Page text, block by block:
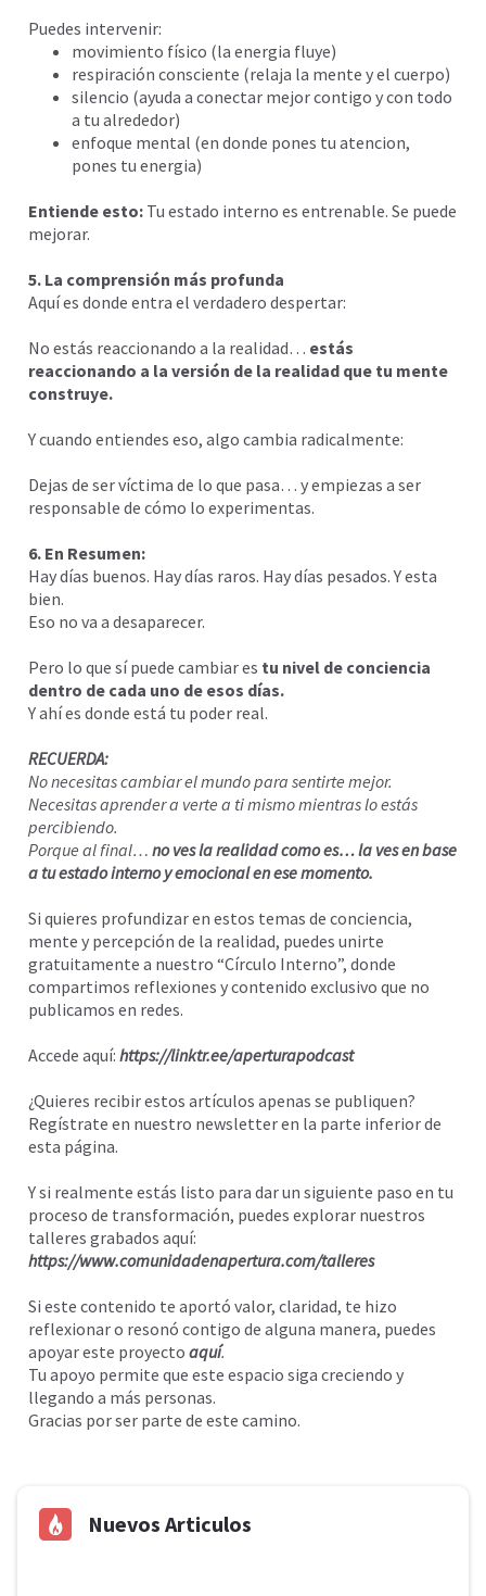
Puedes intervenir:
movimiento físico (la energia fluye)
respiración consciente (relaja la mente y el cuerpo)
silencio (ayuda a conectar mejor contigo y con todo
a tu alrededor)
enfoque mental (en donde pones tu atencion,
pones tu energia)
Entiende esto: Tu estado interno es entrenable. Se puede
mejorar.
5. La comprensión más profunda
Aquí es donde entra el verdadero despertar:
No estás reaccionando a la realidad… estás
reaccionando a la versión de la realidad que tu mente
construye.
Y cuando entiendes eso, algo cambia radicalmente:
Dejas de ser víctima de lo que pasa… y empiezas a ser
responsable de cómo lo experimentas.
6. En Resumen:
Hay días buenos. Hay días raros. Hay días pesados. Y esta
bien.
Eso no va a desaparecer.
Pero lo que sí puede cambiar es tu nivel de conciencia
dentro de cada uno de esos días.
Y ahí es donde está tu poder real.
RECUERDA:
No necesitas cambiar el mundo para sentirte mejor.
Necesitas aprender a verte a ti mismo mientras lo estás
percibiendo.
Porque al final… no ves la realidad como es… la ves en base
a tu estado interno y emocional en ese momento.
Si quieres profundizar en estos temas de conciencia,
mente y percepción de la realidad, puedes unirte
gratuitamente a nuestro “Círculo Interno”, donde
compartimos reflexiones y contenido exclusivo que no
publicamos en redes.
Accede aquí: https://linktr.ee/aperturapodcast
¿Quieres recibir estos artículos apenas se publiquen?
Regístrate en nuestro newsletter en la parte inferior de
esta página.
Y si realmente estás listo para dar un siguiente paso en tu
proceso de transformación, puedes explorar nuestros
talleres grabados aquí:
https://www.comunidadenapertura.com/talleres
Si este contenido te aportó valor, claridad, te hizo
reflexionar o resonó contigo de alguna manera, puedes
apoyar este proyecto aquí.
Tu apoyo permite que este espacio siga creciendo y
llegando a más personas.
Gracias por ser parte de este camino.
Nuevos Articulos